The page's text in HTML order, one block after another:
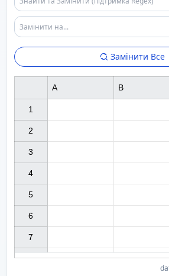
Замінити Все
1
2
3
4
5
6
7
A B